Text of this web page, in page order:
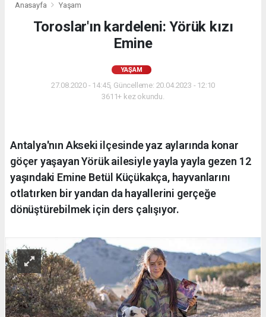
Anasayfa Yaşam
Toroslar'ın kardeleni: Yörük kızı
Emine
YAŞAM
27.08.2020 - 14:45, Güncelleme: 20.04.2023 - 12:10
3611+ kez okundu.
Antalya'nın Akseki ilçesinde yaz aylarında konar
göçer yaşayan Yörük ailesiyle yayla yayla gezen 12
yaşındaki Emine Betül Küçükakça, hayvanlarını
otlatırken bir yandan da hayallerini gerçeğe
dönüştürebilmek için ders çalışıyor.